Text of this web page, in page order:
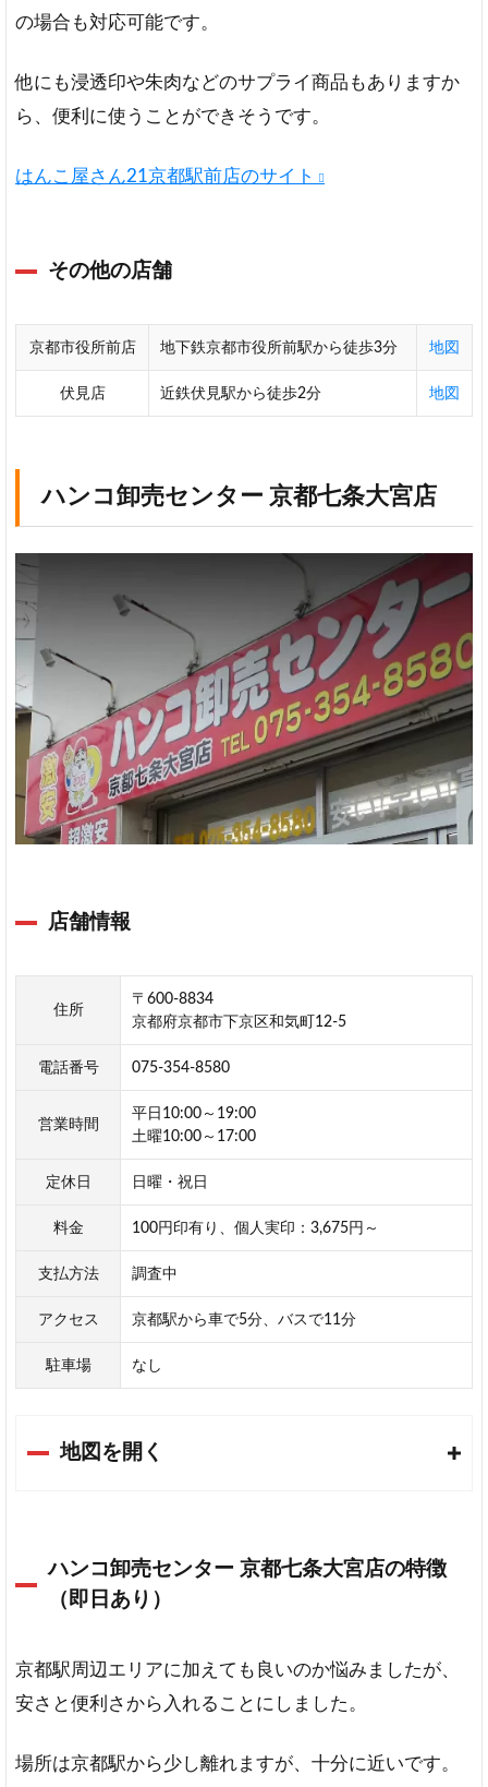
京
駅
辺
対
す
す
の
ッ
通
ん
こ
ア
章
堂
Sirusi
の場合も対応可能です。
他にも浸透印や朱肉などのサプライ商品もありますか
ら、便利に使うことができそうです。
はんこ屋さん21京都駅前店のサイト
その他の店舗
京都市役所前店 地下鉄京都市役所前駅から徒歩3分 地図
伏見店 近鉄伏見駅から徒歩2分 地図
ハンコ卸売センター 京都七条大宮店
店舗情報
住所
〒600-8834
京都府京都市下京区和気町12-5
電話番号 075-354-8580
営業時間
平日10:00～19:00
土曜10:00～17:00
定休日 日曜・祝日
料金 100円印有り、個人実印：3,675円～
支払方法 調査中
アクセス 京都駅から車で5分、バスで11分
駐車場 なし
地図を開く
ハンコ卸売センター 京都七条大宮店の特徴
（即日あり）
京都駅周辺エリアに加えても良いのか悩みましたが、
安さと便利さから入れることにしました。
場所は京都駅から少し離れますが、十分に近いです。